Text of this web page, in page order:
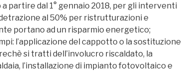
partire dal 1° gennaio 2018, per gli interventi
al 50% per ristrutturazioni e
portano ad un risparmio energetico;
l’applicazione del cappotto o la sostituzione
si tratti dell’involucro riscaldato, la
l’installazione di impianto fotovoltaico e